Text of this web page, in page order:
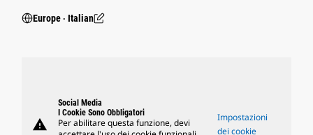
Europe ‧ Italian
warning
Social Media
I Cookie Sono Obbligatori
Per abilitare questa funzione, devi
Impostazioni
dei cookie